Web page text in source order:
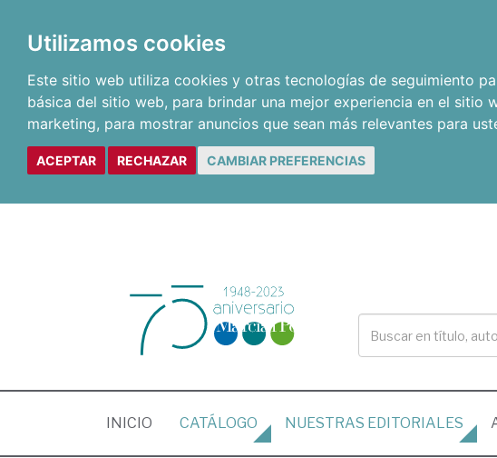
Utilizamos cookies
Este sitio web utiliza cookies y otras tecnologías de seguimiento
básica del sitio web, para brindar una mejor experiencia en el sitio
marketing, para mostrar anuncios que sean más relevantes para
ACEPTAR RECHAZAR CAMBIAR PREFERENCIAS
INICIO (CURRENT)
CATÁLOGO NUESTRAS EDITORIALES